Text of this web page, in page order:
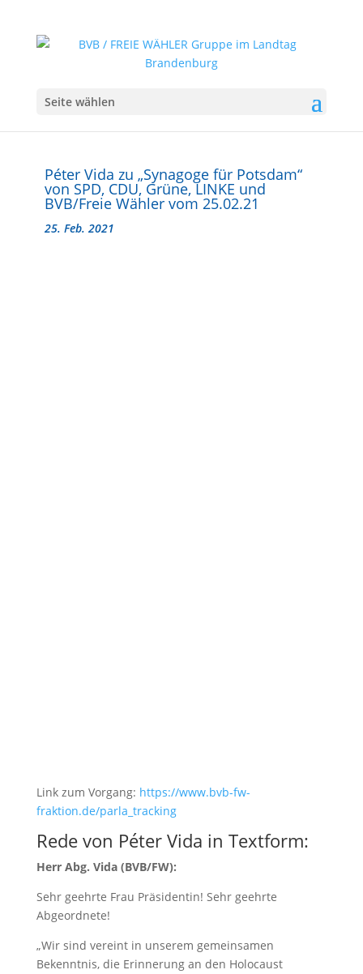
Seite wählen
Péter Vida zu „Synagoge für Potsdam“
von SPD, CDU, Grüne, LINKE und
BVB/Freie Wähler vom 25.02.21
25. Feb. 2021
Link zum Vorgang: https://www.bvb-fw-
fraktion.de/parla_tracking
Rede von Péter Vida in Textform:
Herr Abg. Vida (BVB/FW):
Sehr geehrte Frau Präsidentin! Sehr geehrte
Abgeordnete!
„Wir sind vereint in unserem gemeinsamen
Bekenntnis, die Erinnerung an den Holocaust